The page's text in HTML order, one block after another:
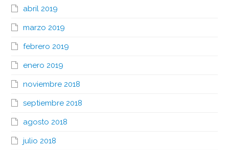
abril 2019
marzo 2019
febrero 2019
enero 2019
noviembre 2018
septiembre 2018
agosto 2018
julio 2018